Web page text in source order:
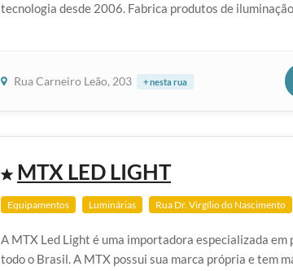
tecnologia desde 2006. Fabrica produtos de
Rua Carneiro Leão, 203 + nesta rua
MTX LED LIGHT
Equipamentos Luminárias Rua Dr. Virgílio do Nascimento
A MTX Led Light é uma importadora especializada
todo o Brasil. A MTX possui sua marca própria e tem